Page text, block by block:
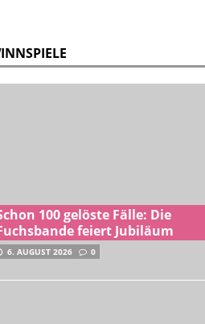
100 gelöste Fälle: Die
feiert Jubiläum
6. AUGUST 2026 0